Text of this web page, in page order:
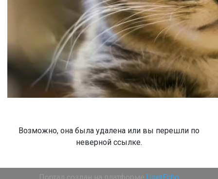
Возможно, она была удалена или вы перешли по
неверной ссылке.